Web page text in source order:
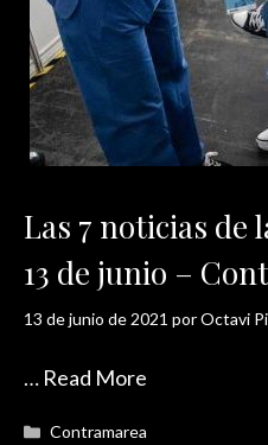
Las 7 noticias de
13 de junio –
13 de junio de 2021 porOctavi
… Read More
Categorías
Contramarea